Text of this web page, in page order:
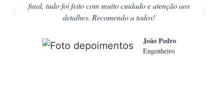
final, tudo foi feito com muito cuidado e atenção aos
detalhes. Recomendo a todos!
João Pedro
Engenheiro